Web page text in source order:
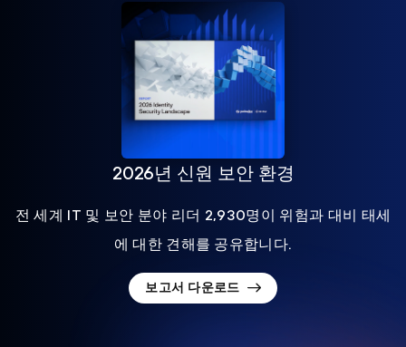
2026년 신원 보안 환경
전 세계 IT 및 보안 분야 리더 2,930명이 위험과 대비 태세
에 대한 견해를 공유합니다.
보고서 다운로드